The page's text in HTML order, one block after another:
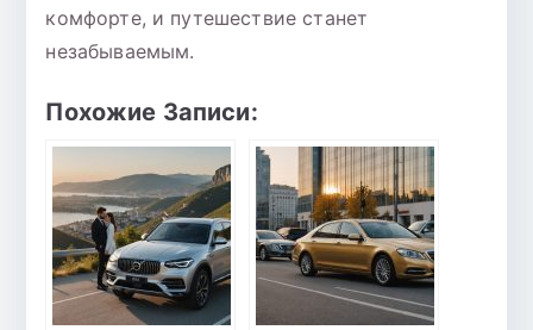
комфорте, и путешествие станет
незабываемым.
Похожие Записи: